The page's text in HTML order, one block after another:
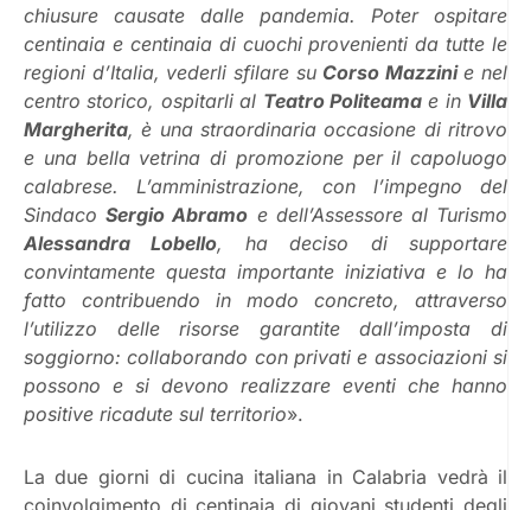
chiusure causate dalle pandemia. Poter ospitare
centinaia e centinaia di cuochi provenienti da tutte le
regioni d’Italia, vederli sfilare su Corso Mazzinie nel
centro storico, ospitarli al Teatro Politeamae in Villa
Margherita, è una straordinaria occasione di ritrovo
e una bella vetrina di promozione per il capoluogo
calabrese. L’amministrazione, con l’impegno del
SindacoSergio Abramo e dell’Assessore al Turismo
Alessandra Lobello, ha deciso di supportare
convintamente questa importante iniziativa e lo ha
fatto contribuendo in modo concreto, attraverso
l’utilizzo delle risorse garantite dall’imposta di
soggiorno: collaborando con privati e associazioni si
possono e si devono realizzare eventi che hanno
positive ricadute sul territorio».
La due giorni di cucina italiana in Calabria vedrà il
coinvolgimento di centinaia di giovani studenti degli